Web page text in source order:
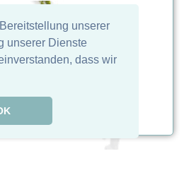
unserer
unserer Dienste
dass wir